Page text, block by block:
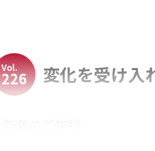
Vol.
226 変化を受け入